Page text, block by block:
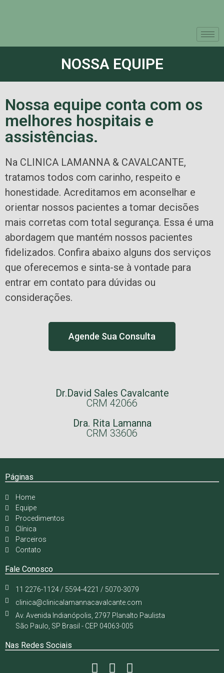
NOSSA EQUIPE
Nossa equipe conta com os
melhores hospitais e
assistências.
Na CLINICA LAMANNA & CAVALCANTE,
tratamos todos com carinho, respeito e
honestidade. Acreditamos em aconselhar e
orientar nossos pacientes a tomar decisões
mais corretas com total segurança. Essa é uma
abordagem que mantém nossos pacientes
fidelizados. Confira abaixo alguns dos serviços
que oferecemos e sinta-se à vontade para
entrar em contato para dúvidas ou
considerações.
Agende Sua Consulta
Dr.David Sales Cavalcante
CRM 42066
Dra. Rita Lamanna
CRM 33606
Páginas
Home
Equipe
Procedimentos
Clínica
Parceiros
Contato
Fale Conosco
11 2276-1124 / 5594-4221 / 5070-3079
clinica@clinicalamannacavalcante.com
Av. Avenida Indianópolis, 2797 Planalto Paulista
São Paulo, SP Brasil - CEP 04063-005
Nas Redes Sociais